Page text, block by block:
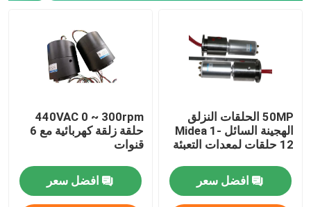
50MP الحلقات النزلق
الهجينة السائل Midea 1-
12 حلقات لمعدات التعبئة
افضل سعر
440VAC 0 ~ 300rpm
حلقة زلقة كهربائية مع 6
قنوات
افضل سعر